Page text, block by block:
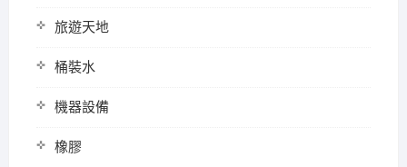
旅遊天地
桶裝水
機器設備
橡膠